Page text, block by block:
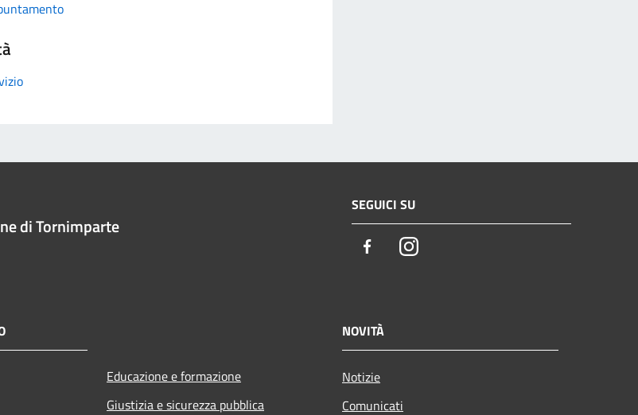
di Tornimparte
SEGUICI SU
FacebookInstagram
Educazione e formazione
Giustizia e sicurezza pubblica
NOVITÀ
Notizie
Comunicati